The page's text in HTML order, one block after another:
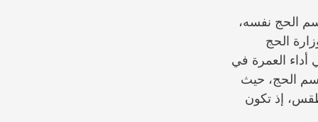
الحج نفسه،
الحج
أداء العمرة في
الحج، حيث
إذ تكون